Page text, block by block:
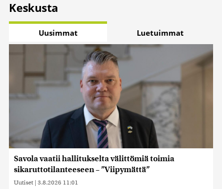
Keskusta
Uusimmat Luetuimmat
Savola vaatii hallitukselta välittömiä toimia
sikaruttotilanteeseen – ”Viipymättä”
Uutiset | 3.8.2026 11:01